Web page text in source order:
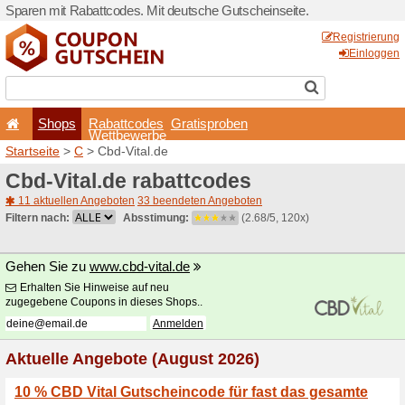
Sparen mit Rabattcodes.
Shops
Startseite >C > Cbd-